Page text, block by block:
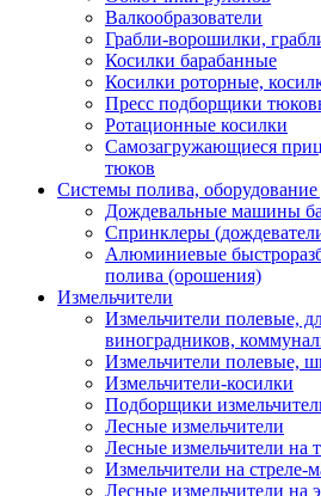
Валкообразователи
Грабли-ворошилки,
Косилки барабанные
Косилки роторные,
Пресс подборщики
Ротационные косилки
Самозагружающиеся
тюков
Системы полива, оборудование
Дождевальные машины
Спринклеры
Алюминиевые
полива (орошения)
Измельчители
Измельчители полевые,
виноградников,
Измельчители полевые,
Измельчители-косилки
Подборщики
Лесные измельчители
Лесные измельчители на
Измельчители на стреле-
Лесные измельчители на